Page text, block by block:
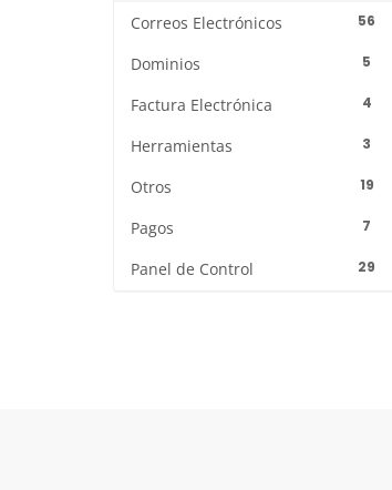
56
Correos Electrónicos
5
Dominios
4
Factura Electrónica
3
Herramientas
19
Otros
7
Pagos
29
Panel de Control